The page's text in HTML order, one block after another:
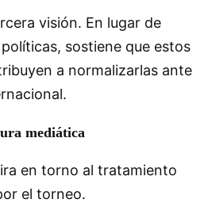
visión. En lugar de
sostiene que estos
a normalizarlas ante
mediática
en torno al tratamiento
el torneo.